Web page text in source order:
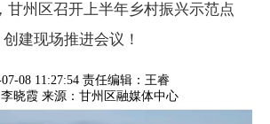
甘州区召开上半年乡村振兴示范点
创建现场推进会议！
08 11:27:54 责任编辑：王睿
晓霞 来源：甘州区融媒体中心